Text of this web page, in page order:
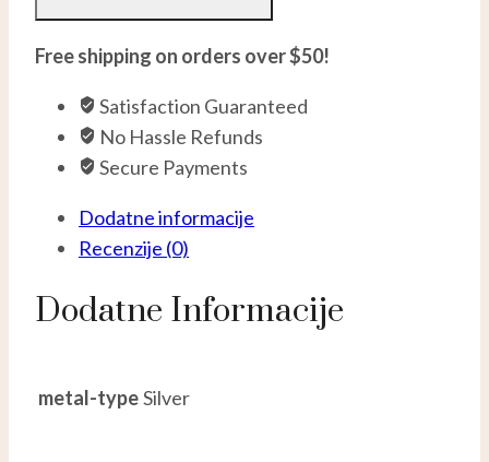
Cirkonima
-
925
količina
Free shipping on orders over $50!
Satisfaction Guaranteed
No Hassle Refunds
Secure Payments
Dodatne informacije
Recenzije (0)
Dodatne Informacije
metal-typeSilver